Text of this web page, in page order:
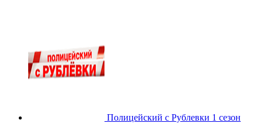
Полицейский с Рублевки 1 сезон